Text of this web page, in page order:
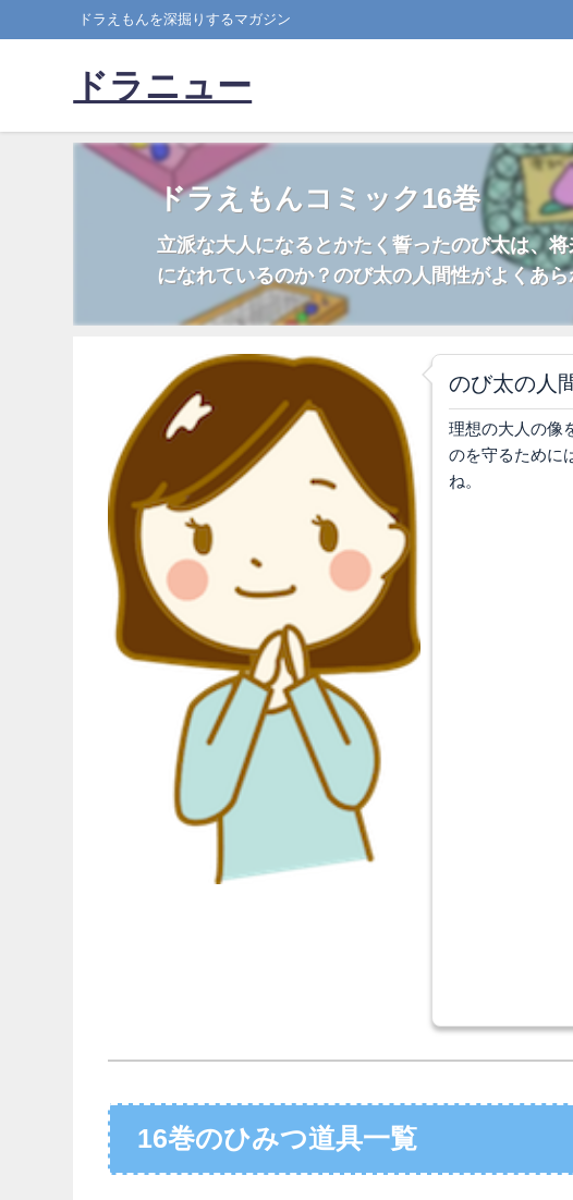
ドラえもんを深掘りするマガジン
ドラニュー
ドラえもんコミック16巻
立派な大人になるとかたく誓ったのび太は、
になれているのか？のび太の人間性がよくあ
のび太の人
理想の大人の像
のを守るために
ね。
16巻のひみつ道具一覧